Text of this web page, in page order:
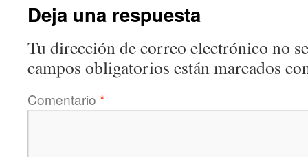
Deja una respuesta
Tu dirección de correo electrónico no
campos obligatorios están marcados
Comentario *